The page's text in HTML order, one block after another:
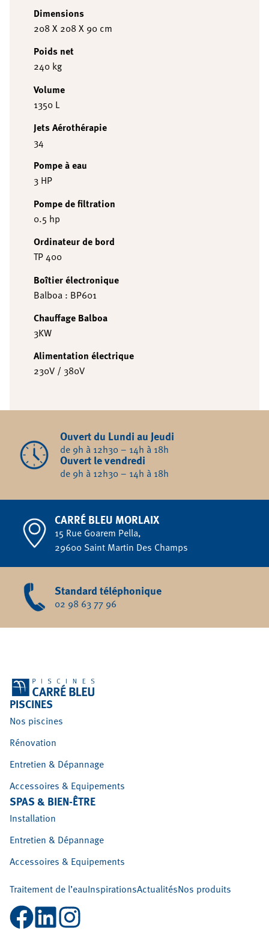
Dimensions
208 X 208 X 90 cm
Poids net
240 kg
Volume
1350 L
Jets Aérothérapie
34
Pompe à eau
3 HP
Pompe de filtration
0.5 hp
Ordinateur de bord
TP 400
Boîtier électronique
Balboa : BP601
Chauffage Balboa
3KW
Alimentation électrique
230V / 380V
Ouvert du Lundi au Jeudi
de 9h à 12h30 – 14h à 18h
Ouvert le vendredi
de 9h à 12h30 – 14h à 18h
CARRÉ BLEU MORLAIX
15 Rue Goarem Pella,
29600 Saint Martin Des Champs
Standard téléphonique
02 98 63 77 96
PISCINES
Nos piscines
Rénovation
Entretien & Dépannage
Accessoires & Equipements
SPAS & BIEN-ÊTRE
Installation
Entretien & Dépannage
Accessoires & Equipements
Traitement de l’eauInspirationsActualitésNos produits